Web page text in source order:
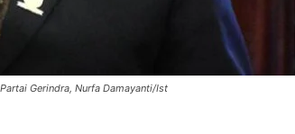
Gerindra, Nurfa Damayanti/Ist